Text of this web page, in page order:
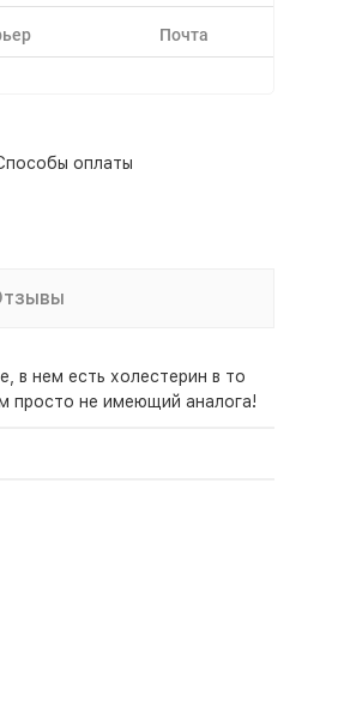
Почта
оплаты
в нем есть холестерин в то
просто не имеющий аналога!